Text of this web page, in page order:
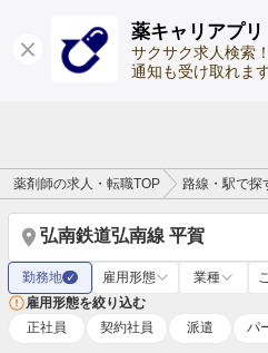
薬キャリアプリ
サクサク求人検索
通知も受け取れま
薬剤師の求人・転職TOP 路線・駅で探
弘南鉄道弘南線 平賀
勤務地 ✓ 雇用形態 業種
雇用形態を絞り込む
正社員
契約社員 派遣 パ